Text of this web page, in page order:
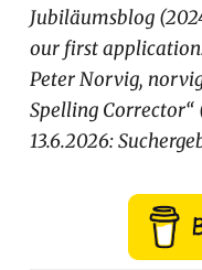
Jubiläumsblog
our first
Peter Norvig,
Spelling
13.6.2026: